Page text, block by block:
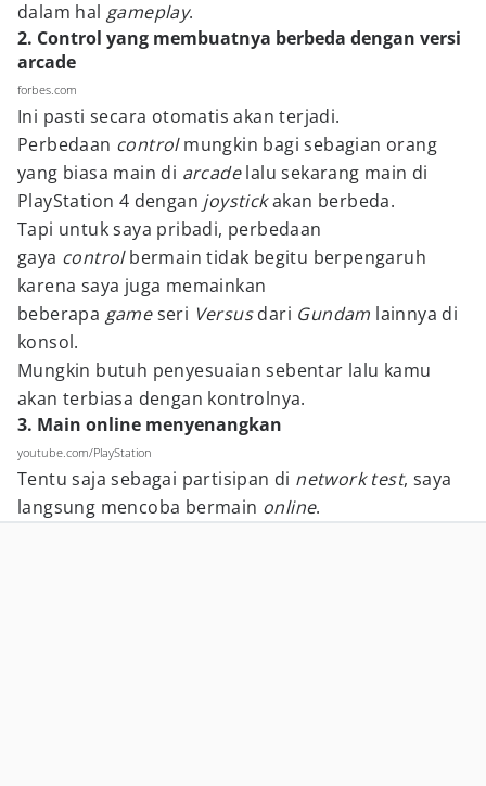
dalam hal gameplay.
2. Control yang membuatnya berbeda dengan versi
arcade
forbes.com
Ini pasti secara otomatis akan terjadi.
Perbedaan controlmungkin bagi sebagian orang
yang biasa main di arcadelalu sekarang main di
PlayStation 4 dengan joystickakan berbeda.
Tapi untuk saya pribadi, perbedaan
gaya controlbermain tidak begitu berpengaruh
karena saya juga memainkan
beberapa gameseri Versusdari Gundam lainnya di
konsol.
Mungkin butuh penyesuaian sebentar lalu kamu
akan terbiasa dengan kontrolnya.
3. Main online menyenangkan
youtube.com/PlayStation
Tentu saja sebagai partisipan di network test, saya
langsung mencoba bermain online.